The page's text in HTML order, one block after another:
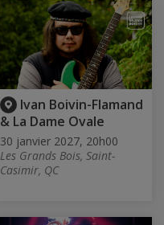
Ivan Boivin-Flamand
& La Dame Ovale
30 janvier 2027, 20h00
Les Grands Bois, Saint-
Casimir, QC